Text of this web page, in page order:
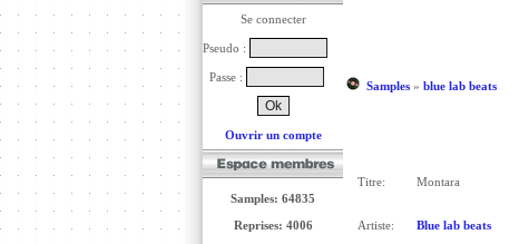
Se connecter
Pseudo :
Passe :
Ouvrir un compte
Samples: 64835
Reprises: 4006
Samples» blue lab beats
Titre: Montara
Artiste: Blue lab beats